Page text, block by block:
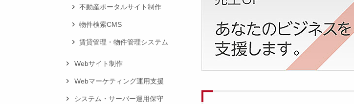
不動産ポータルサイト制作
物件検索CMS
賃貸管理・物件管理システム
Webサイト制作
Webマーケティング運用支援
システム・サーバー運用保守